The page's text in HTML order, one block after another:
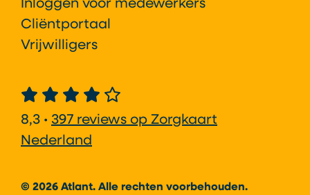
Inloggen voor medewerkers
Cliëntportaal
Vrijwilligers
8,3 • 397 reviews op Zorgkaart
Nederland
© 2026 Atlant. Alle rechten voorbehouden.